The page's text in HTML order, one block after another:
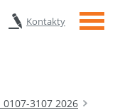
Kontakty Menu
3107 2026